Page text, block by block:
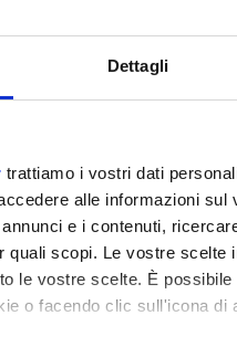
Dettagli
trattiamo i vostri dati
alle informazioni
e i contenuti,
quali scopi. Le vostre
le vostre scelte. È
o facendo clic sull'icona di